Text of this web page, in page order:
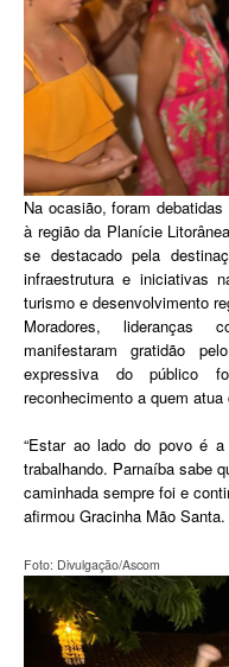
Na ocasião, foram
à região da Planície
se destacado pela
infraestrutura e iniciativas
turismo e desenvolvimento
Moradores, lideranças
manifestaram gratidão
expressiva do público
reconhecimento a quem
“Estar ao lado do povo é
trabalhando. Parnaíba sabe
caminhada sempre foi e
afirmou Gracinha Mão Santa.
Foto: Divulgação/Ascom